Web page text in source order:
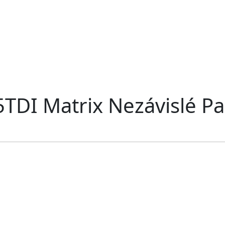
Matrix Nezávislé